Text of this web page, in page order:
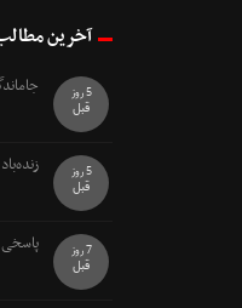
آخرین
5 روز
قبل
5 روز
قبل
7 روز
قبل